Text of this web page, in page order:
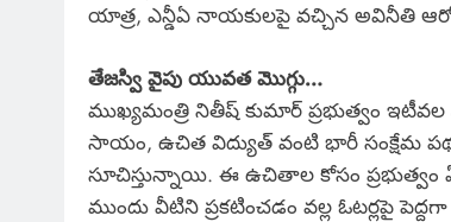
యాత్ర, ఎన్డీఏ నాయకులపై వచ్చిన అవినీతి
తేజస్వి వైపు యువత మొగ్గు…
ముఖ్యమంత్రి నితీష్ కుమార్ ప్రభుత్వం ఇటీవల
సాయం, ఉచిత విద్యుత్ వంటి భారీ సంక్షేమ
సూచిస్తున్నాయి. ఈ ఉచితాల కోసం ప్రభుత్వం
ముందు వీటిని ప్రకటించడం వల్ల ఓటర్లపై